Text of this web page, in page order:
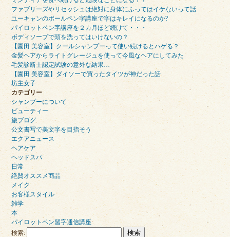
ファブリーズやリセッシュは絶対に身体にふってはイケないって話
ユーキャンのボールペン字講座で字はキレイになるのか?
パイロットペン字講座を２カ月ほど続けて・・・
ボディソープで頭を洗ってはいけないの？
【園田 美容室】クールシャンプーって使い続けるとハゲる？
金髪ヘアからライトグレージュを使って今風なヘアにしてみた
毛髪診断士認定試験の意外な結果…
【園田 美容室】ダイソーで買ったタイツが神だった話
坊主女子
カテゴリー
シャンプーについて
ビューティー
旅ブログ
公文書写で美文字を目指そう
エクアニュース
ヘアケア
ヘッドスパ
日常
絶賛オススメ商品
メイク
お客様スタイル
雑学
本
パイロットペン習字通信講座
検索: